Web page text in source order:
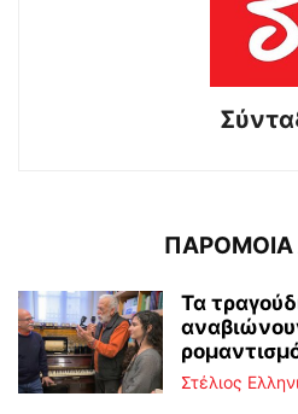
ΠΑΡΟΜΟΙΑ
Τα
Στέλιος